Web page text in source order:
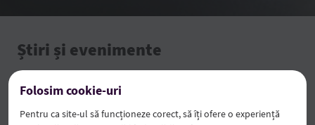
Știri și evenimente
Folosim cookie-uri
Pentru ca site-ul să funcționeze corect, să îți ofere o experiență